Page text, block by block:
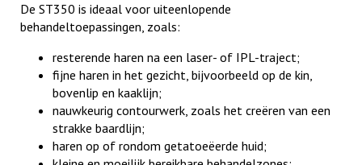
De ST350 is ideaal voor uiteenlopende
behandeltoepassingen, zoals:
resterende haren na een laser- of IPL-traject;
fijne haren in het gezicht, bijvoorbeeld op de kin,
bovenlip en kaaklijn;
nauwkeurig contourwerk, zoals het creëren van een
strakke baardlijn;
haren op of rondom getatoeëerde huid;